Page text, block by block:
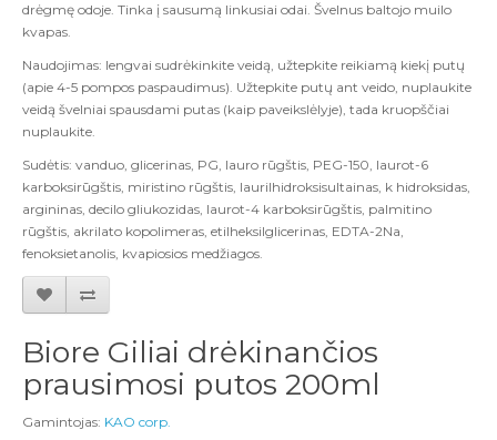
drėgmę odoje. Tinka į sausumą linkusiai odai. Švelnus baltojo muilo
kvapas.
Naudojimas: lengvai sudrėkinkite veidą, užtepkite reikiamą kiekį putų
(apie 4-5 pompos paspaudimus). Užtepkite putų ant veido, nuplaukite
veidą švelniai spausdami putas (kaip paveikslėlyje), tada kruopščiai
nuplaukite.
Sudėtis: vanduo, glicerinas, PG, lauro rūgštis, PEG-150, laurot-6
karboksirūgštis, miristino rūgštis, laurilhidroksisultainas, k hidroksidas,
argininas, decilo gliukozidas, laurot-4 karboksirūgštis, palmitino
rūgštis, akrilato kopolimeras, etilheksilglicerinas, EDTA-2Na,
fenoksietanolis, kvapiosios medžiagos.
Biore Giliai drėkinančios
prausimosi putos 200ml
Gamintojas: KAO corp.